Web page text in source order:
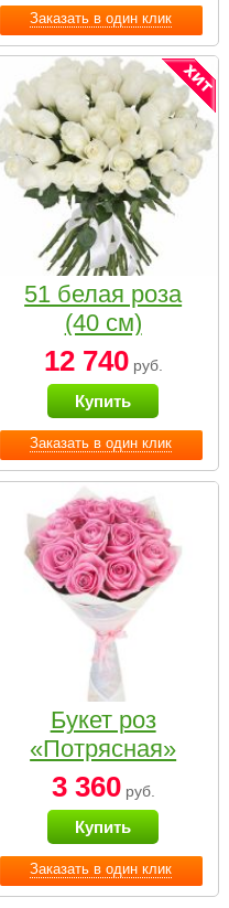
Заказать в один клик
Заказать в один клик
51 белая роза
(40 см)
12 740руб.
Купить
Заказать в один клик
Букет роз
«Потрясная»
3 360руб.
Купить